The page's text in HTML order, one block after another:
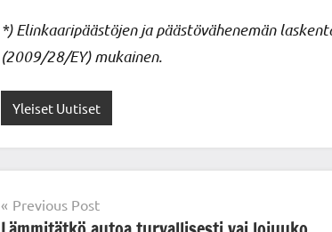
*) Elinkaaripäästöjen ja päästövähenemän
(2009/28/EY) mukainen.
Yleiset Uutiset
Post
Previous Post